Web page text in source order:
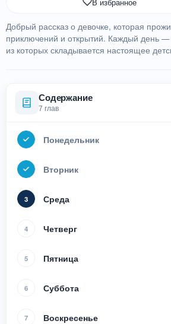
Добрый рассказ о девочке, которая
приключений и открытий. Каждый день
из которых складывается настоящее
Содержание
7 глав
Понедельник
Вторник
3 Среда
4 Четверг
5 Пятница
6 Суббота
7 Воскресенье